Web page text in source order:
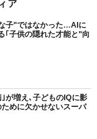
子"ではなかった…AIに
｢子供の隠れた才能と"向
が増え､子どものIQに影
めに欠かせないスーパ